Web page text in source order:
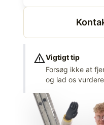
warningVigtigt tip
Forsøg ikke at
og lad os